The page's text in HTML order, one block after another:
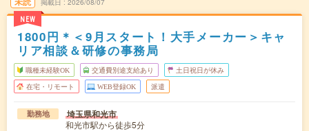
NEW
1800円＊＜9月スタート！大手メーカー＞キャ
リア相談＆研修の事務局
職種未経験OK 交通費別途支給あり 土日祝日が休み
在宅・リモート WEB登録OK 派遣
勤務地 埼玉県和光市
和光市駅から徒歩5分